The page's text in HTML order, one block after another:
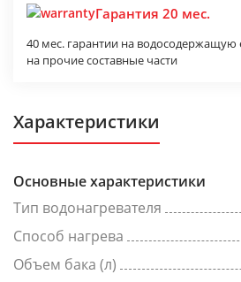
Гарантия 20 мес.
40 мес. гарантии на водосодержащую
на прочие составные части
Характеристики
Основные характеристики
Тип водонагревателя
Способ нагрева
Объем бака (л)